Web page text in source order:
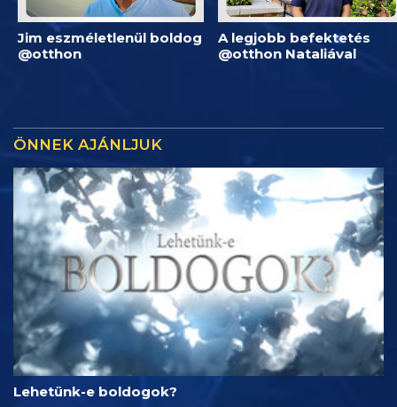
Jim eszméletlenül boldog
@otthon
A legjobb befektetés
@otthon Nataliával
ÖNNEK AJÁNLJUK
Lehetünk-e boldogok?